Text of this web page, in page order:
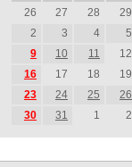
26
27 28 29
2
3 4 5
9
10 11 12
16
17 18 19
23
24 25 26
30
31 1 2